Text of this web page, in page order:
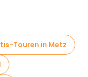
Touren in Metz